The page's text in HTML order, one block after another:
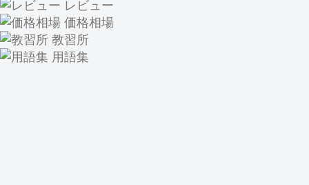
レビュー
価格相場
教習所
用語集